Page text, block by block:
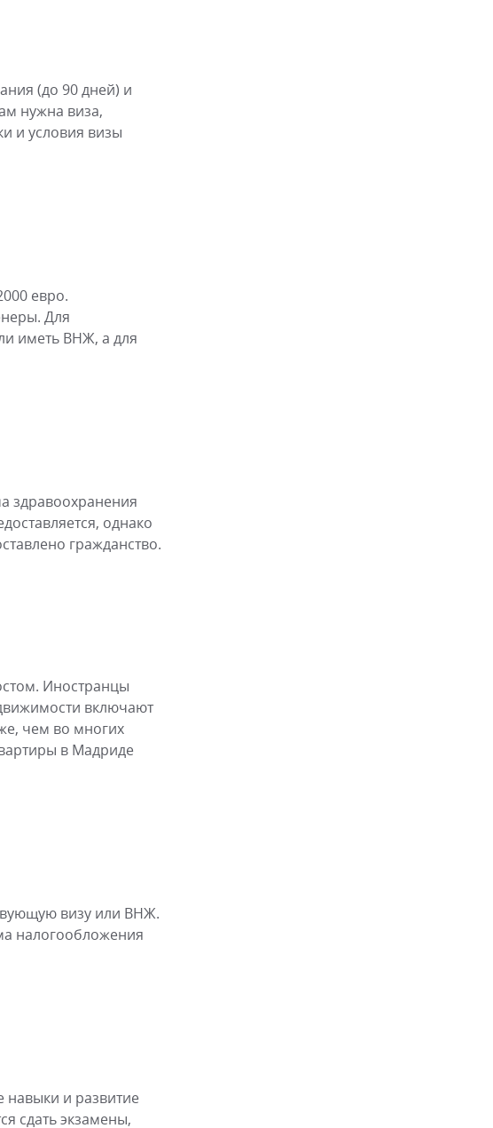
(до 90 дней) и
нужна виза,
и условия визы
евро.
Для
иметь ВНЖ, а для
здравоохранения
однако
гражданство.
Иностранцы
включают
чем во многих
в Мадриде
визу или ВНЖ.
налогообложения
навыки и развитие
сдать экзамены,